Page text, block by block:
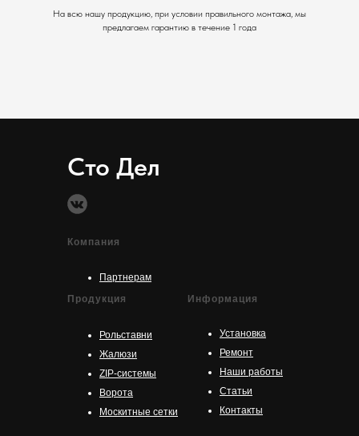
На всю нашу продукцию, при условии правильного монтажа, мы
предлагаем гарантию в течение 1 года
Компания
Партнерам
Продукция
Рольставни
Жалюзи
ZIP-системы
Ворота
Москитные сетки
Информация
Установка
Ремонт
Наши работы
Статьи
Контакты
Сто Дел